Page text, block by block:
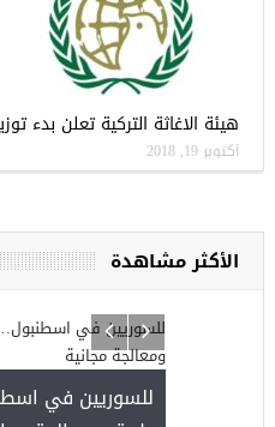
هيئة الاغاثة التركية تعلن بدء
أكتوبر 19, 2018
الأكثر مشاهدة